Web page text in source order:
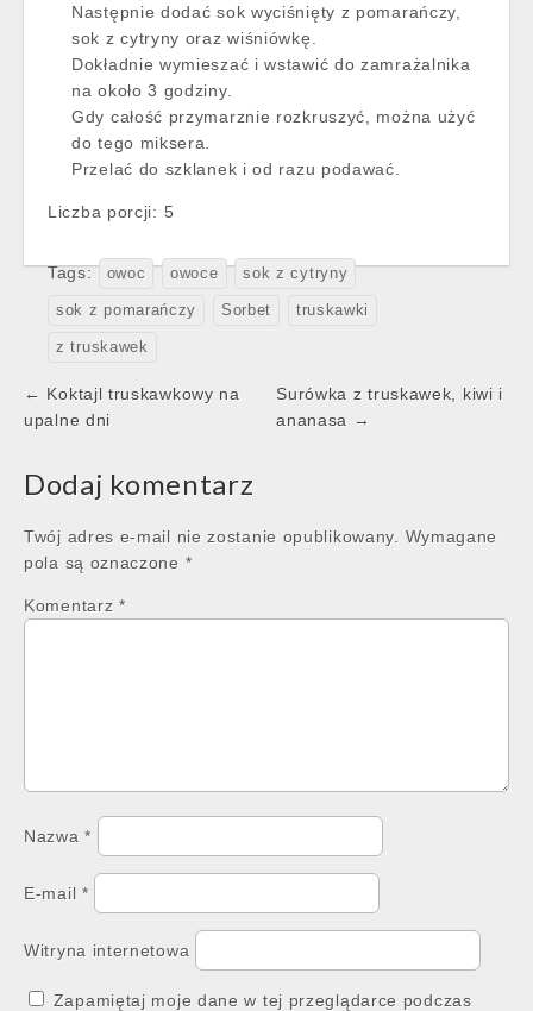
Następnie dodać sok wyciśnięty z pomarańczy,
sok z cytryny oraz wiśniówkę.
Dokładnie wymieszać i wstawić do zamrażalnika
na około 3 godziny.
Gdy całość przymarznie rozkruszyć, można użyć
do tego miksera.
Przelać do szklanek i od razu podawać.
Liczba porcji: 5
Tags: owoc owoce sok z cytryny
sok z pomarańczy Sorbet truskawki
z truskawek
Post
navigation
← Koktajl truskawkowy na
upalne dni
Surówka z truskawek, kiwi i
ananasa →
Dodaj komentarz
Twój adres e-mail nie zostanie opublikowany.
Wymagane
pola są oznaczone *
Komentarz *
Nazwa*
E-mail *
Witryna internetowa
Zapamiętaj moje dane w tej przeglądarce podczas